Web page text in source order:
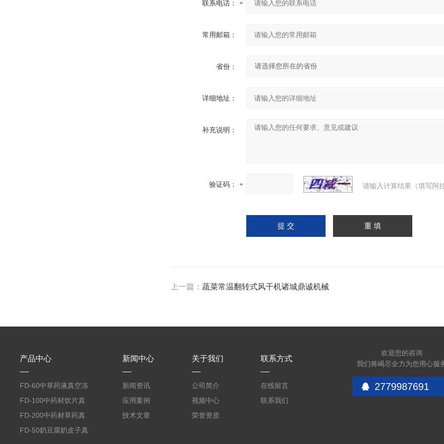
联系电话：
常用邮箱：
省份：
详细地址：
补充说明：
验证码： 请输入计算结果（填写阿
上一篇： 蔬菜常温翻转式风干机诸城鼎诚机械
产品中心
FD-60中草药液真空冻
干机
FD-100中药材饮片真
空冻干机
FD-200中药材草药真
空冻干机
FD-50奶豆腐奶皮子真
新闻中心
新闻资讯
应用案例
技术文章
关于我们
公司简介
视频中心
荣誉资质
联系方式
在线留言
联系我们
欢迎您的咨询
我们将竭尽全力为您用心服
2779987691